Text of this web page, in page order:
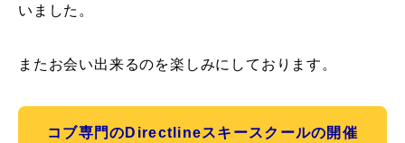
いました。
またお会い出来るのを楽しみにしております。
コブ専門のDirectlineスキースクールの開催